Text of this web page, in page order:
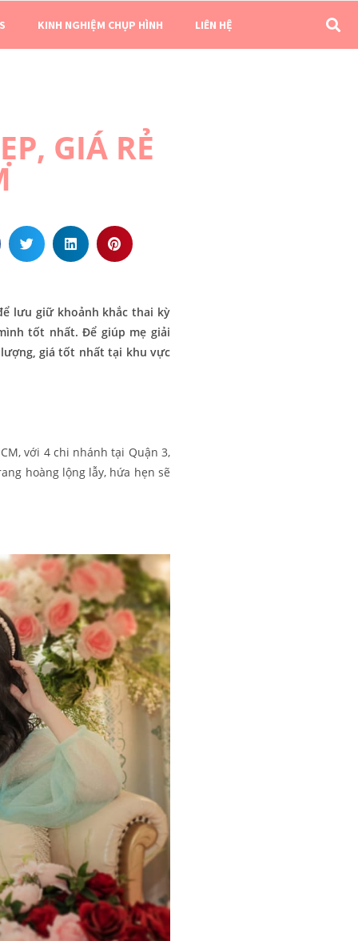
KINH NGHIỆM CHỤP HÌNH LIÊN HỆ
GIÁ RẺ
lưu giữ khoảnh khắc thai kỳ
tốt nhất. Để giúp mẹ giải
giá tốt nhất tại khu vực
với 4 chi nhánh tại Quận 3,
hoàng lộng lẫy, hứa hẹn sẽ